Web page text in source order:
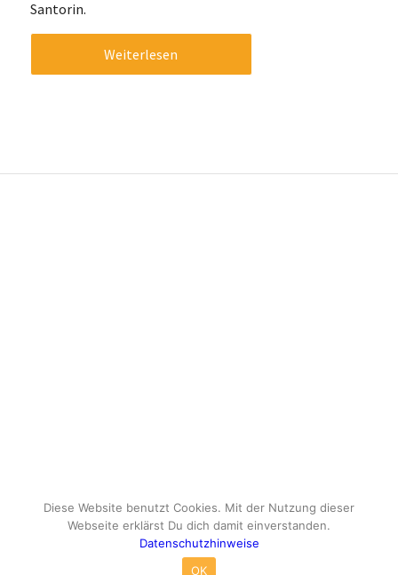
Santorin.
Weiterlesen
© Copyright - travelox.de - Sebastian Tuke
Diese Website benutzt Cookies. Mit der Nutzung dieser
Webseite erklärst Du dich damit einverstanden.
Datenschutzhinweise
OK